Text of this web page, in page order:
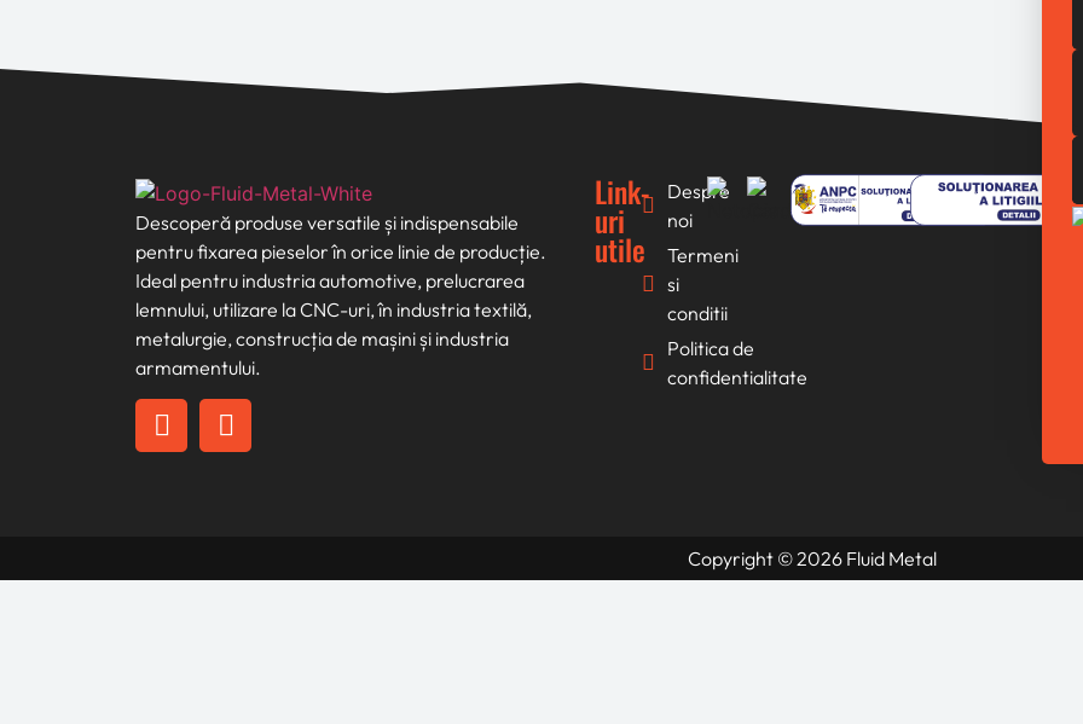
Descoperă produse versatile și indispensabile
pentru fixarea pieselor în orice linie de producție.
Ideal pentru industria automotive, prelucrarea
lemnului, utilizare la CNC-uri, în industria textilă,
metalurgie, construcția de mașini și industria
armamentului.
Link-
uri
utile
Despre
noi
Termeni
si
conditii
Politica de
confidentialitate
Copyright © 2026 Fluid Metal